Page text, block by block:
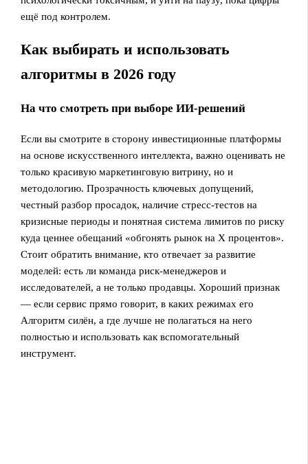
ещё под контролем.
Как выбирать и использовать
алгоритмы в 2026 году
На что смотреть при выборе ИИ‑решений
Если вы смотрите в сторону инвестиционные платформы
на основе искусственного интеллекта, важно оценивать не
только красивую маркетинговую витрину, но и
методологию. Прозрачность ключевых допущений,
честный разбор просадок, наличие стресс‑тестов на
кризисные периоды и понятная система лимитов по риску
куда ценнее обещаний «обгонять рынок на X процентов».
Стоит обратить внимание, кто отвечает за развитие
моделей: есть ли команда риск‑менеджеров и
исследователей, а не только продавцы. Хороший признак
— если сервис прямо говорит, в каких режимах его
Алгоритм силён, а где лучше не полагаться на него
полностью и использовать как вспомогательный
инструмент.